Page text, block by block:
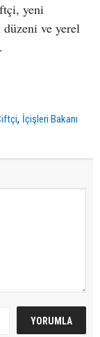
yeni
ve yerel
, İçişleri Bakanı